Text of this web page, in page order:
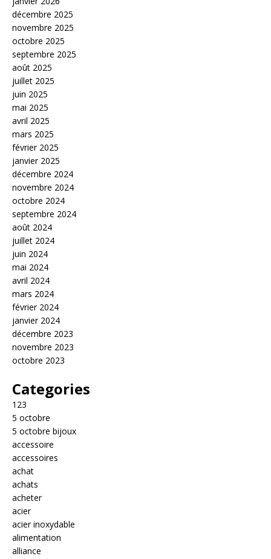
décembre 2025
novembre 2025
octobre 2025
septembre 2025
août 2025
juillet 2025
juin 2025
mai 2025
avril 2025
mars 2025
février 2025
janvier 2025
décembre 2024
novembre 2024
octobre 2024
septembre 2024
août 2024
juillet 2024
juin 2024
mai 2024
avril 2024
mars 2024
février 2024
janvier 2024
décembre 2023
novembre 2023
octobre 2023
Categories
123
5 octobre
5 octobre bijoux
accessoire
accessoires
achat
achats
acheter
acier
acier inoxydable
alimentation
alliance